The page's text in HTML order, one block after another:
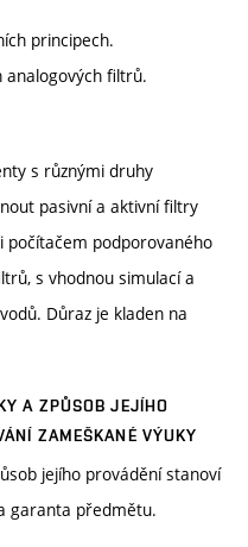
principech.
filtrů.
s různými druhy
pasivní a aktivní filtry
počítačem podporovaného
s vhodnou simulací a
Důraz je kladen na
A ZPŮSOB JEJÍHO
ZAMEŠKANÉ VÝUKY
jejího provádění stanoví
garanta předmětu.